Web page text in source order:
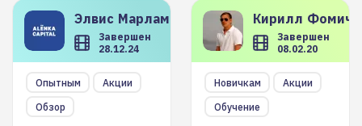
Элвис Марламов
Завершен
28.12.24
Опытным
Акции
Обзор
Кирилл
Завершен
08.02.20
Новичкам
Акции
Обучение